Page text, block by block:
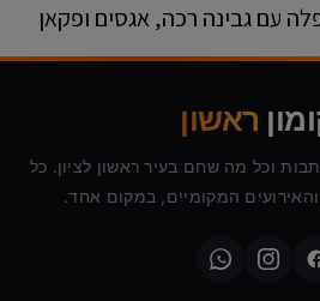
עם גבינה רכה, אגסים ופקאן
ראשון
וכל מה שחם בעיר ראשון לציון. כל
המקומיים, במקום אחד.